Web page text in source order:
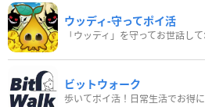
ウッディ‐守ってポイ活
「ウッディ」を守ってお世話し
ビットウォーク